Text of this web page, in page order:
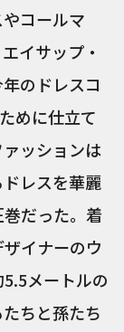
コールマ
イサップ・
のドレスコ
めに仕立て
ッションは
レスを華麗
だった。着
イナーのウ
メートルの
ちと孫たち